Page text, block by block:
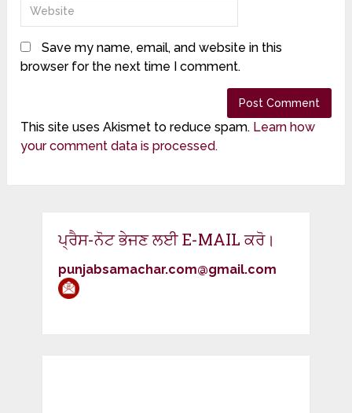
Save my name, email, and website in this
browser for the next time I comment.
This site uses Akismet to reduce spam. Learn how
your comment data is processed.
ਪ੍ਰੈਸ-ਨੋਟ ਭੇਜਣ ਲਈ E-MAIL ਕਰੋ।
punjabsamachar.com@gmail.com